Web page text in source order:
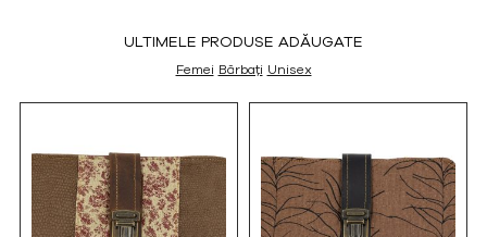
ULTIMELE PRODUSE ADĂUGATE
Femei Bărbați Unisex